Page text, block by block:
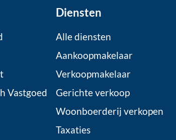
Vastgoed
Diensten
Alle diensten
Aankoopmakelaar
Verkoopmakelaar
Gerichte verkoop
Woonboerderij verkopen
Taxaties